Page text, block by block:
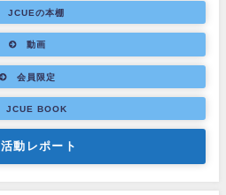
JCUEの本棚
動画
会員限定
JCUE BOOK
活動レポート